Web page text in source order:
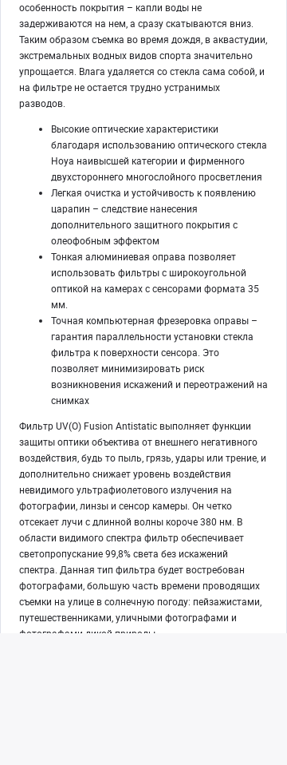
особенность покрытия – капли воды не
задерживаются на нем, а сразу скатываются вниз.
Таким образом съемка во время дождя, в аквастудии,
экстремальных водных видов спорта значительно
упрощается. Влага удаляется со стекла сама собой, и
на фильтре не остается трудно устранимых
разводов.
Высокие оптические характеристики
благодаря использованию оптического стекла
Hoya наивысшей категории и фирменного
двухстороннего многослойного просветления
Легкая очистка и устойчивость к появлению
царапин – следствие нанесения
дополнительного защитного покрытия с
олеофобным эффектом
Тонкая алюминиевая оправа позволяет
использовать фильтры с широкоугольной
оптикой на камерах с сенсорами формата 35
мм.
Точная компьютерная фрезеровка оправы –
гарантия параллельности установки стекла
фильтра к поверхности сенсора. Это
позволяет минимизировать риск
возникновения искажений и переотражений на
снимках
Фильтр UV(O) Fusion Antistatic выполняет функции
защиты оптики объектива от внешнего негативного
воздействия, будь то пыль, грязь, удары или трение, и
дополнительно снижает уровень воздействия
невидимого ультрафиолетового излучения на
фотографии, линзы и сенсор камеры. Он четко
отсекает лучи с длинной волны короче 380 нм. В
области видимого спектра фильтр обеспечивает
светопропускание 99,8% света без искажений
спектра. Данная тип фильтра будет востребован
фотографами, большую часть времени проводящих
съемки на улице в солнечную погоду: пейзажистами,
путешественниками, уличными фотографами и
фотографами дикой природы